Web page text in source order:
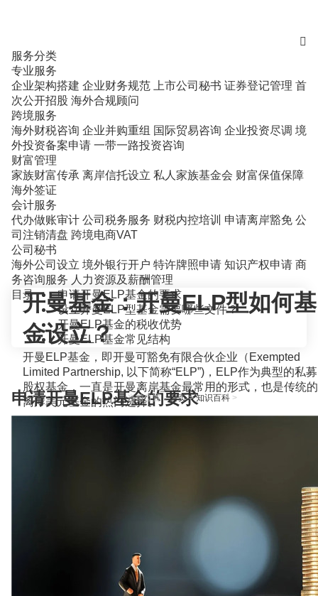

服务分类
专业服务
企业架构搭建 企业财务规范 上市公司秘书 证券登记管理 首
次公开招股 海外合规顾问
跨境服务
海外财税咨询 企业并购重组 国际贸易咨询 企业投资尽调 境
外投资备案申请 一带一路投资咨询
财富管理
家族财富传承 离岸信托设立 私人家族基金会 财富保值保障
海外签证
会计服务
代办做账审计 公司税务服务 财税内控培训 申请离岸豁免 公
司注销清盘 跨境电商VAT
公司秘书
海外公司设立 境外银行开户 特许牌照申请 知识产权申请 商
务咨询服务 人力资源及薪酬管理
当前位置：首页>知识百科>
开曼基金：开曼ELP型如何基
金设立？
开曼ELP基金，即开曼可豁免有限合伙企业（Exempted
Limited Partnership, 以下简称“ELP”)，ELP作为典型的私募
股权基金，一直是开曼离岸基金最常用的形式，也是传统的
离岸美元基金的热门选择。
目录
申请开曼ELP基金的要求
设立开曼ELP型基金需要哪些文件？
开曼ELP基金的税收优势
开曼ELP基金常见结构
申请开曼ELP基金的要求